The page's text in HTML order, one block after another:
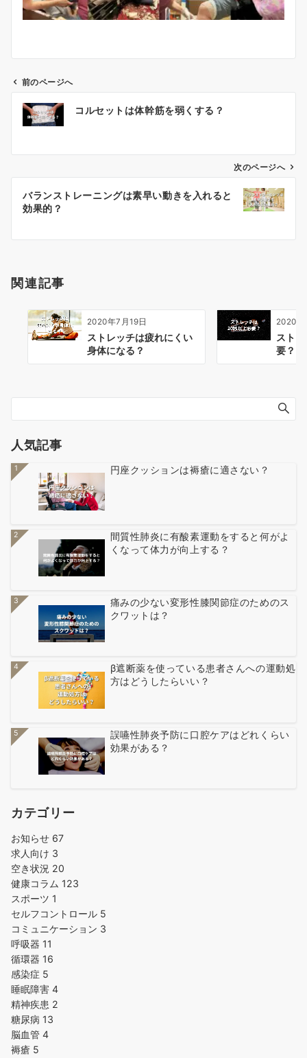
ビ
ン
前のページへ
コルセットは体幹筋を弱くする？
次のページへ
バランストレーニングは素早い動きを入れると
効果的？
関連記事
2020年7月19日
ストレッチは疲れにくい
身体になる？
2020
スト
要？
人気記事
1 円座クッションは褥瘡に適さない？
2
間質性肺炎に有酸素運動をすると何がよ
くなって体力が向上する？
3
痛みの少ない変形性膝関節症のためのス
クワットは？
4
β遮断薬を使っている患者さんへの運動処
方はどうしたらいい？
5
誤嚥性肺炎予防に口腔ケアはどれくらい
効果がある？
カテゴリー
お知らせ 67
求人向け 3
空き状況 20
健康コラム 123
スポーツ 1
セルフコントロール 5
コミュニケーション 3
呼吸器 11
循環器 16
感染症 5
睡眠障害 4
精神疾患 2
糖尿病 13
脳血管 4
褥瘡 5